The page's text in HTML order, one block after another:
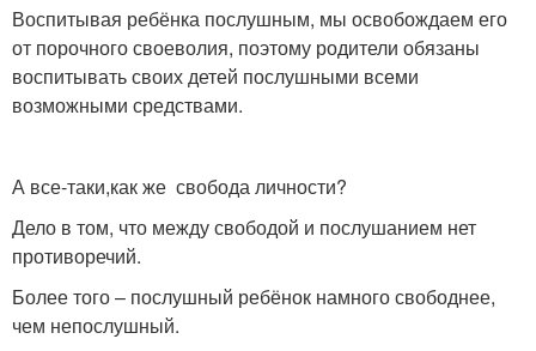
Воспитывая ребёнка послушным, мы освобождаем его
от порочного своеволия, поэтому родители обязаны
воспитывать своих детей послушными всеми
возможными средствами.
А все-таки,как же свобода личности?
Дело в том, что между свободой и послушанием нет
противоречий.
Более того – послушный ребёнок намного свободнее,
чем непослушный.